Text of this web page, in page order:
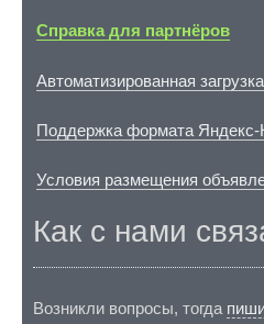
Справка для партнёров
Автоматизированная
Поддержка формата
Условия размещения
Как с нами
Возникли вопросы, тогда